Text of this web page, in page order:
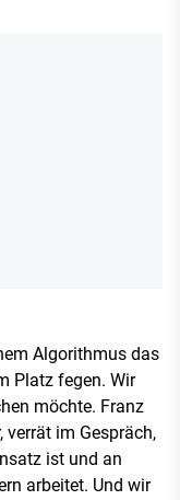
Algorithmus das
Platz fegen. Wir
möchte. Franz
verrät im Gespräch,
ist und an
arbeitet. Und wir